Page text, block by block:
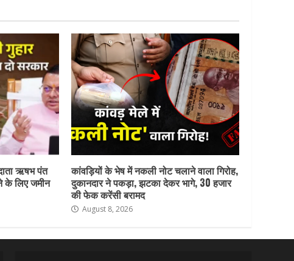
ऋषभ पंत
के लिए जमीन
कांवड़ियों के भेष में नकली नोट चलाने वाला गिरोह,
दुकानदार ने पकड़ा, झटका देकर भागे, 30 हजार
की फेक करेंसी बरामद
August 8, 2026